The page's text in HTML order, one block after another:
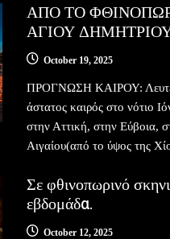
ΑΠΟ ΤΟ
ΑΓΙΟΥ
October 19, 2025
ΠΡΟΓΝΩΣΗ ΚΑΙΡΟΥ:
άστατος καιρός στο νότιο
στην Αττική, στην Εύβοια,
Αιγαίου(από το ύψος της
Σε φθινοπωρινό
εβδομάδα.
October 12, 2025